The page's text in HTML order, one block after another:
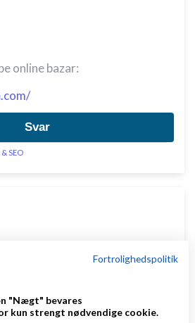
online bazar:
Svar
SEO
kl. 02:18
Fortrolighedspolitik
"Nægt" bevares
kun strengt nødvendige cookie.